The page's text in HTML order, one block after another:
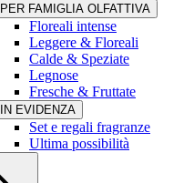
PER FAMIGLIA OLFATTIVA
Floreali intense
Leggere & Floreali
Calde & Speziate
Legnose
Fresche & Fruttate
IN EVIDENZA
Set e regali fragranze
Ultima possibilità